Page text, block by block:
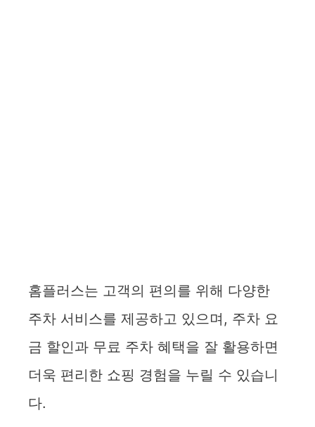
홈플러스는 고객의 편의를 위해 다양한
주차 서비스를 제공하고 있으며, 주차 요
금 할인과 무료 주차 혜택을 잘 활용하면
더욱 편리한 쇼핑 경험을 누릴 수 있습니
다.